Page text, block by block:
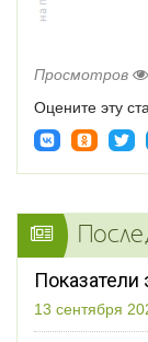
Просмотров
Оцените эту
13 сентября